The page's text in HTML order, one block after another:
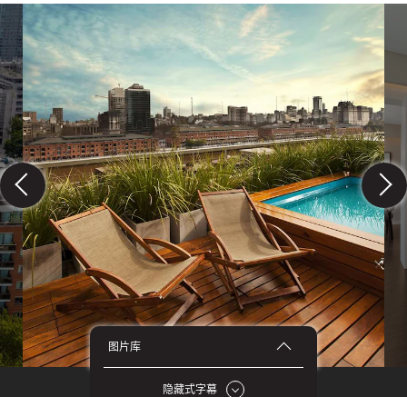
隐藏式字幕
图片库
图片库